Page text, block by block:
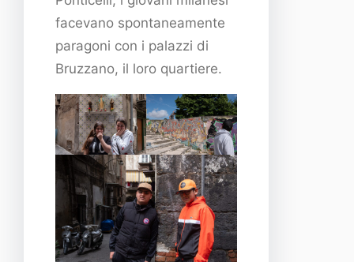
facevano spontaneamente
paragoni con i palazzi di
Bruzzano, il loro quartiere.